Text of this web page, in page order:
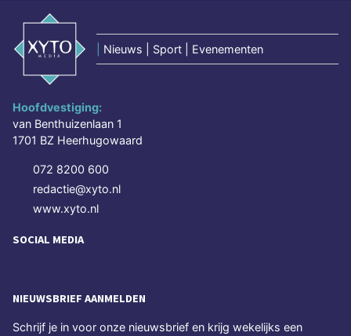
Nieuws | Sport | Evenementen
Hoofdvestiging:
van Benthuizenlaan 1
1701 BZ Heerhugowaard
072 8200 600
redactie@xyto.nl
www.xyto.nl
SOCIAL MEDIA
NIEUWSBRIEF AANMELDEN
Schrijf je in voor onze nieuwsbrief en krijg wekelijks een